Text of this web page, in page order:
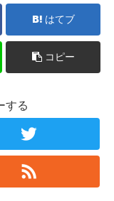
はてブ
コピー
する